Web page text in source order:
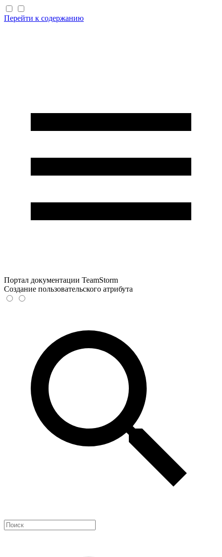
Перейти к содержанию
Портал документации TeamStorm
Создание пользовательского атрибута